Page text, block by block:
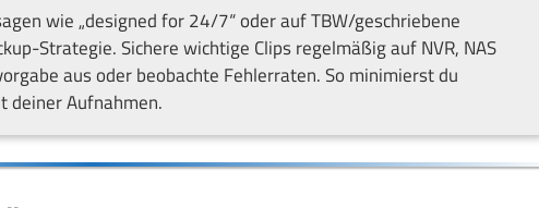
wie „designed for 24/7“ oder auf TBW/geschriebene
Strategie. Sichere wichtige Clips regelmäßig auf NVR, NAS
aus oder beobachte Fehlerraten. So minimierst du
deiner Aufnahmen.